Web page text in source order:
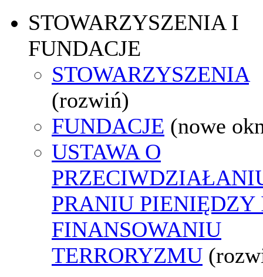
STOWARZYSZENIA I
FUNDACJE
STOWARZYSZENIA
(rozwiń)
FUNDACJE (nowe
USTAWA O
PRANIU PIENIĘDZY
FINANSOWANIU
TERRORYZMU